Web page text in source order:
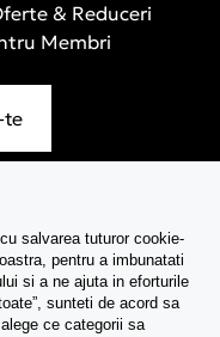
& Reduceri
Membri
te
salvarea tuturor cookie-
pentru a imbunatati
si a ne ajuta in eforturile
sunteti de acord sa
ce categorii sa